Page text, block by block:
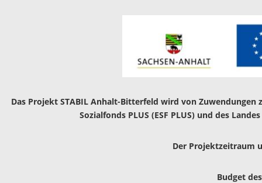
Das Projekt STABIL Anhalt-Bitterfeld wird von
Sozialfonds PLUS (ESF PLUS) und des
Der Projektzeitraum
Budget